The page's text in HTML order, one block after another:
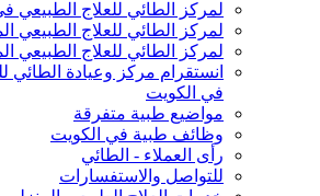
لمركز الطائي للعلاج الطبيعي
لمركز الطائي للعلاج الطبيعي
لمركز الطائي للعلاج الطبيعي
انستقرام مركز وعيادة الطائي
في الكويت
مواضيع طبية متفرقة
وظائف طبية في الكويت
رأى العملاء - الطائي
للتواصل والاستفسارات